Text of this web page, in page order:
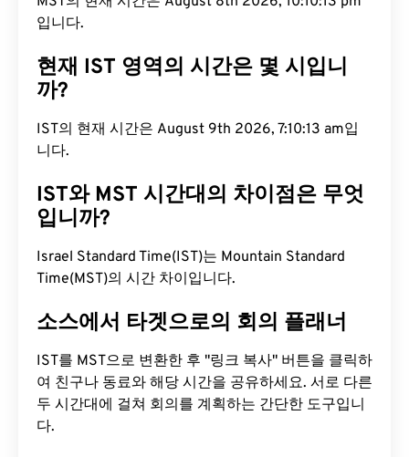
입니다.
현재 IST 영역의 시간은 몇 시입니
까?
IST의 현재 시간은 August 9th 2026, 7:10:14 am입
니다.
IST와 MST 시간대의 차이점은 무엇
입니까?
Israel Standard Time(IST)는 Mountain Standard
Time(MST)의 시간 차이입니다.
소스에서 타겟으로의 회의 플래너
IST를 MST으로 변환한 후 "링크 복사" 버튼을 클릭하
여 친구나 동료와 해당 시간을 공유하세요. 서로 다른
두 시간대에 걸쳐 회의를 계획하는 간단한 도구입니
다.